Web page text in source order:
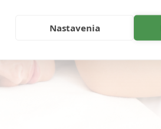
Nastavenia